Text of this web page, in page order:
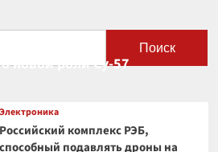
Поиск
новой роли Су-57
Электроника
Российский комплекс РЭБ,
способный подавлять дроны на